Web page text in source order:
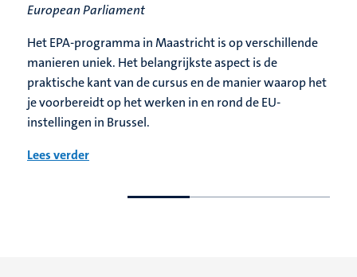
European Parliament
Het EPA-programma in Maastricht is op verschillende
manieren uniek. Het belangrijkste aspect is de
praktische kant van de cursus en de manier waarop het
je voorbereidt op het werken in en rond de EU-
instellingen in Brussel.
Lees verder